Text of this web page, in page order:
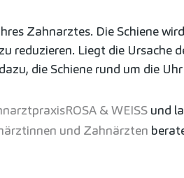
Zahnarztes. Die Schiene
reduzieren. Liegt die Ursache
die Schiene rund um die
ROSA & WEISS und
und Zahnärzten